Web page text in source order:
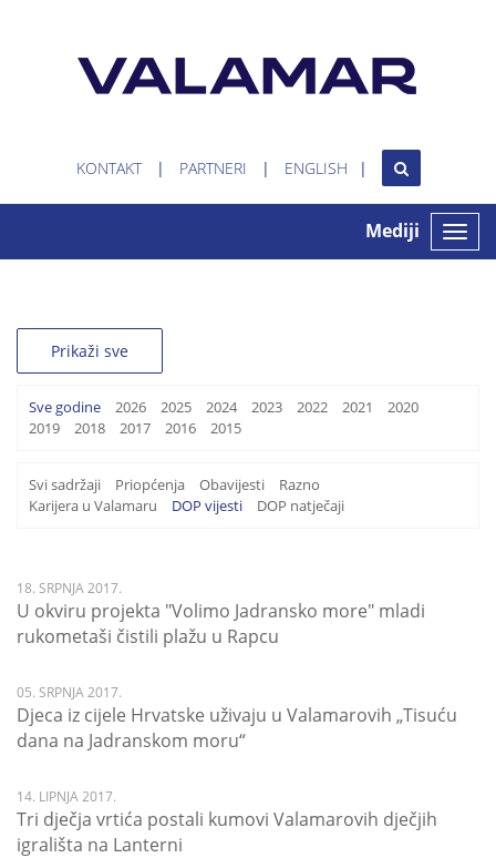
KONTAKT PARTNERI ENGLISH
Toggle
Mediji
Prikaži sve
Sve godine 2026 2025 2024 2023 2022 2021
2020
2019
2018 2017 2016 2015
Svi sadržaji Priopćenja Obavijesti
Razno
Karijera u Valamaru
DOP vijesti DOP natječaji
18. SRPNJA 2017.
U okviru projekta "Volimo Jadransko more" mladi
rukometaši čistili plažu u Rapcu
05. SRPNJA 2017.
Djeca iz cijele Hrvatske uživaju u Valamarovih „Tisuću
dana na Jadranskom moru“
14. LIPNJA 2017.
Tri dječja vrtića postali kumovi Valamarovih dječjih
igrališta na Lanterni